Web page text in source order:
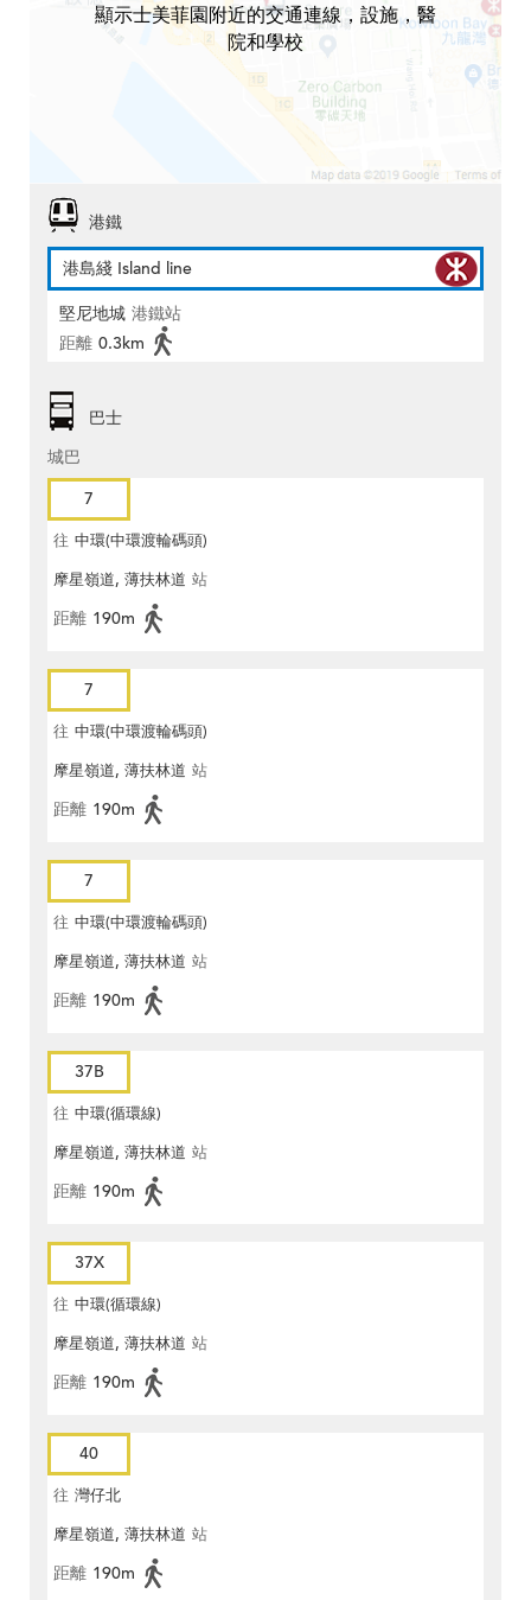
顯示士美菲園附近的交通連線，設施，醫
院和學校
港鐵
港島綫 Island line
堅尼地城 港鐵站
距離 0.3km
巴士
城巴
7
往 中環(中環渡輪碼頭)
摩星嶺道, 薄扶林道 站
距離 190m
7
往 中環(中環渡輪碼頭)
摩星嶺道, 薄扶林道 站
距離 190m
7
往 中環(中環渡輪碼頭)
摩星嶺道, 薄扶林道 站
距離 190m
37B
往 中環(循環線)
摩星嶺道, 薄扶林道 站
距離 190m
37X
往 中環(循環線)
摩星嶺道, 薄扶林道 站
距離 190m
40
往 灣仔北
摩星嶺道, 薄扶林道 站
距離 190m